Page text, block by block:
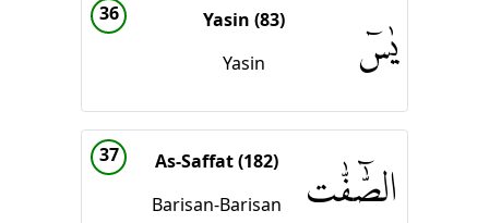
36
Yasin (83)
Yasin
يٰسۤ
37
As-Saffat (182)
Barisan-Barisan
الصّٰۤفّٰت